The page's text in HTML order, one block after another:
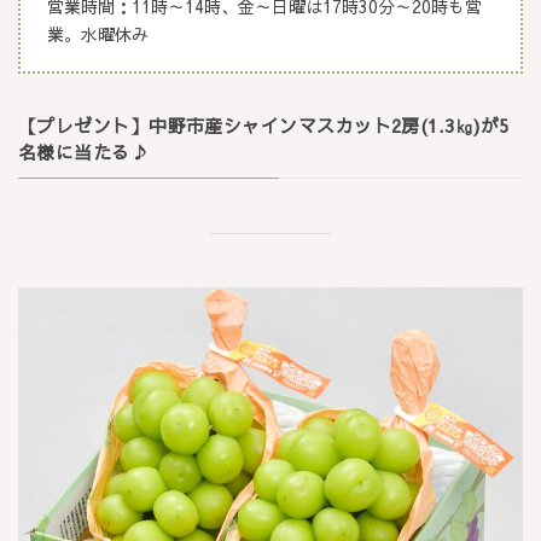
営業時間：11時～14時、金～日曜は17時30分～20時も営
業。水曜休み
【プレゼント】中野市産シャインマスカット2房(1.3㎏)が5
名様に当たる♪